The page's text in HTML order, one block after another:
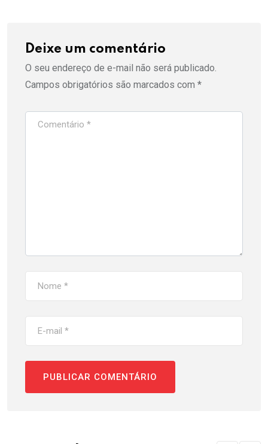
Deixe um comentário
O seu endereço de e-mail não será publicado.
Campos obrigatórios são marcados com *